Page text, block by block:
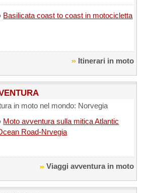
Basilicata coast to coast in motocicletta
Itinerari in moto
in moto nel mondo: Norvegia
Moto avventura sulla mitica Atlantic
Road-Nrvegia
Viaggi avventura in moto